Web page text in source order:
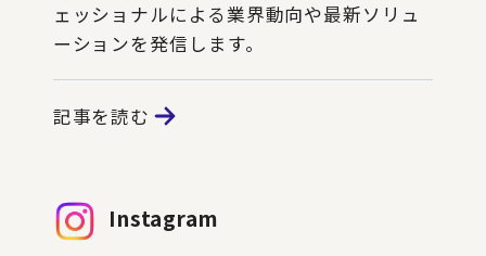
ェッショナルによる業界動向や最新ソリュ
ーションを発信します。
記事を読む
Instagram